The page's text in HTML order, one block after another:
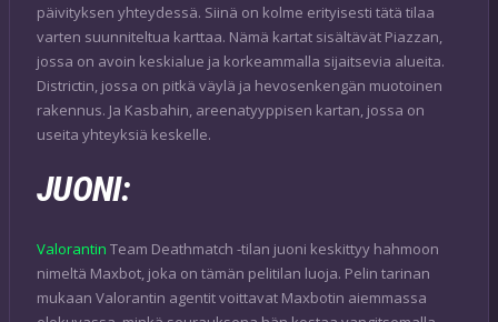
päivityksen yhteydessä. Siinä on kolme erityisesti tätä tilaa
varten suunniteltua karttaa. Nämä kartat sisältävät Piazzan,
jossa on avoin keskialue ja korkeammalla sijaitsevia alueita.
Districtin, jossa on pitkä väylä ja hevosenkengän muotoinen
rakennus. Ja Kasbahin, areenatyyppisen kartan, jossa on
useita yhteyksiä keskelle.
JUONI:
Valorantin Team Deathmatch -tilan juoni keskittyy hahmoon
nimeltä Maxbot, joka on tämän pelitilan luoja. Pelin tarinan
mukaan Valorantin agentit voittavat Maxbotin aiemmassa